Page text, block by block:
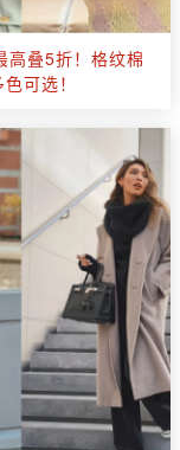
高叠5折！格纹棉
可选！